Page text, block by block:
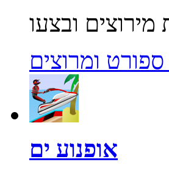
ומרוצים
אופנוע ים